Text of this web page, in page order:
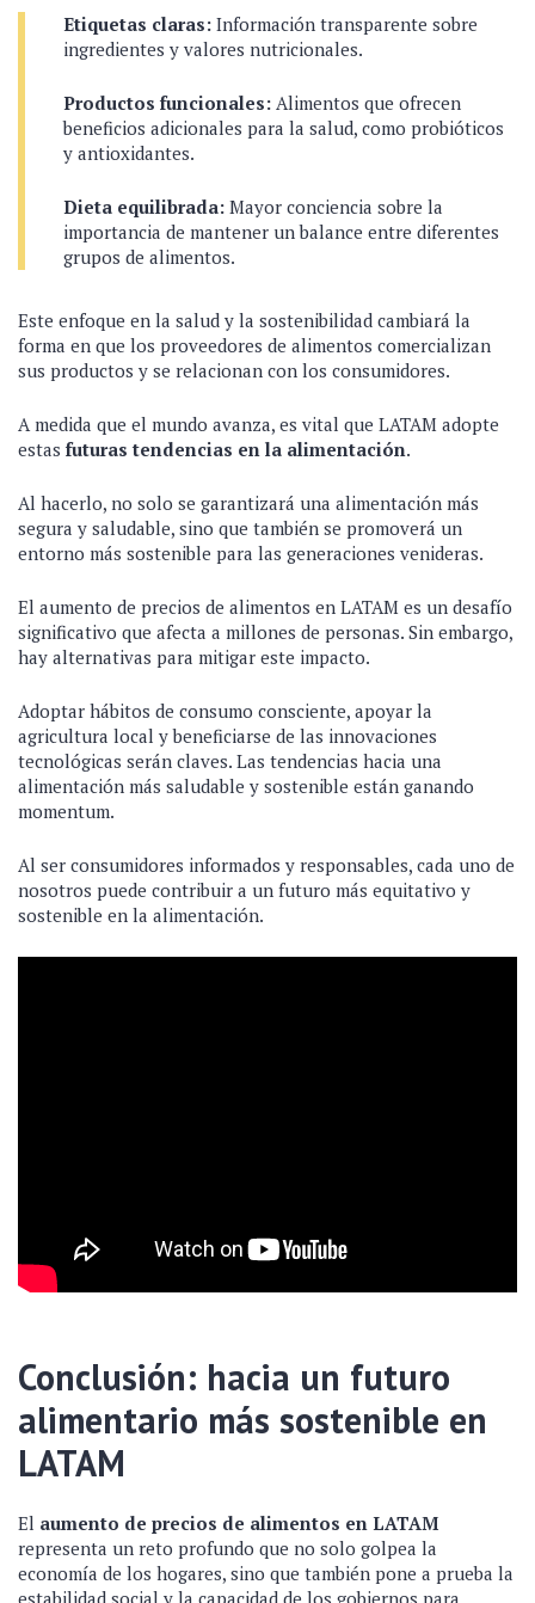
Etiquetas claras: Información transparente sobre
ingredientes y valores nutricionales.
Productos funcionales: Alimentos que ofrecen
beneficios adicionales para la salud, como probióticos
y antioxidantes.
Dieta equilibrada: Mayor conciencia sobre la
importancia de mantener un balance entre diferentes
grupos de alimentos.
Este enfoque en la salud y la sostenibilidad cambiará la
forma en que los proveedores de alimentos comercializan
sus productos y se relacionan con los consumidores.
A medida que el mundo avanza, es vital que LATAM adopte
estas futuras tendencias en la alimentación.
Al hacerlo, no solo se garantizará una alimentación más
segura y saludable, sino que también se promoverá un
entorno más sostenible para las generaciones venideras.
El aumento de precios de alimentos en LATAM es un desafío
significativo que afecta a millones de personas. Sin embargo,
hay alternativas para mitigar este impacto.
Adoptar hábitos de consumo consciente, apoyar la
agricultura local y beneficiarse de las innovaciones
tecnológicas serán claves. Las tendencias hacia una
alimentación más saludable y sostenible están ganando
momentum.
Al ser consumidores informados y responsables, cada uno de
nosotros puede contribuir a un futuro más equitativo y
sostenible en la alimentación.
Conclusión: hacia un futuro
alimentario más sostenible en
LATAM
El aumento de precios de alimentos en LATAM
representa un reto profundo que no solo golpea la
economía de los hogares, sino que también pone a prueba la